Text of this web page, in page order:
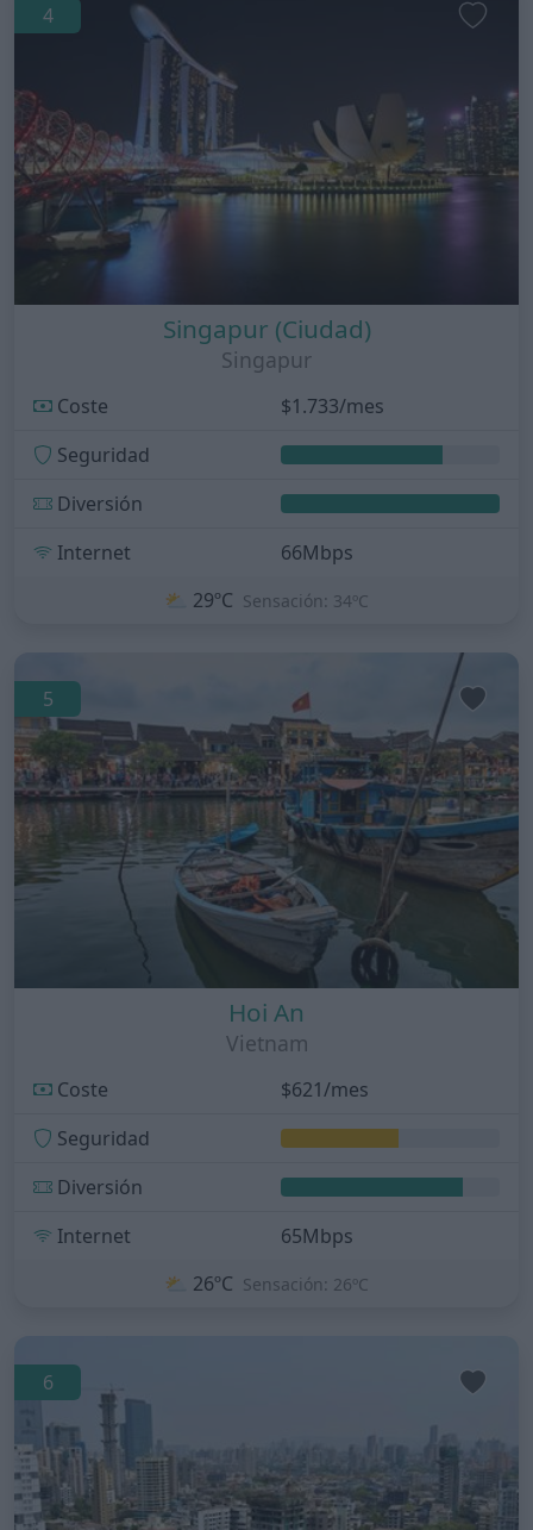
4
Singapur (Ciudad)
Singapur
Coste
$1.733/mes
Seguridad
Diversión
Internet
66Mbps
⛅ 29ºC Sensación: 34ºC
5
Hoi An
Vietnam
Coste
$621/mes
Seguridad
Diversión
Internet
65Mbps
⛅ 26ºC Sensación: 26ºC
6